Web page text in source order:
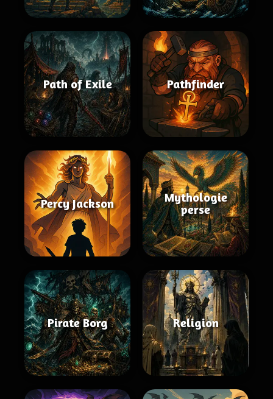
Path of Exile Pathfinder
Percy Jackson
Mythologie
perse
Pirate Borg Religion